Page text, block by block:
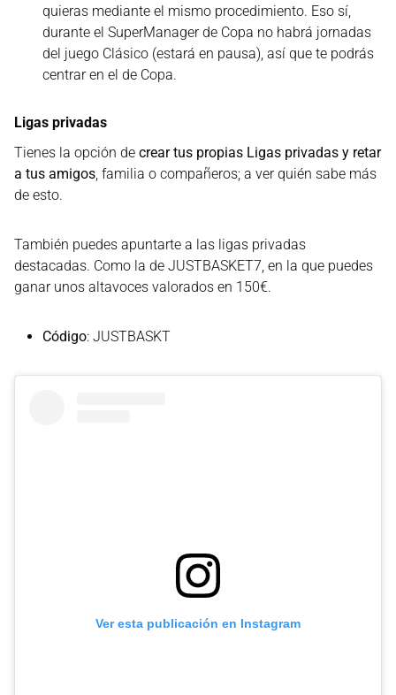
quieras mediante el mismo procedimiento. Eso sí,
durante el SuperManager de Copa no habrá jornadas
del juego Clásico (estará en pausa), así que te podrás
centrar en el de Copa.
Ligas privadas
Tienes la opción de crear tus propias Ligas privadas y retar
a tus amigos, familia o compañeros; a ver quién sabe más
de esto.
También puedes apuntarte a las ligas privadas
destacadas. Como la de JUSTBASKET7, en la que puedes
ganar unos altavoces valorados en 150€.
Código: JUSTBASKT
Ver esta publicación en Instagram